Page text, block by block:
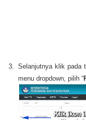
3. Selanjutnya klik pada
menu dropdown, pilih “